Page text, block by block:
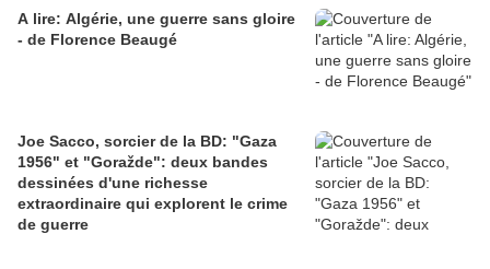
A lire: Algérie, une guerre sans gloire
- de Florence Beaugé
Joe Sacco, sorcier de la BD: "Gaza
1956" et "Goražde": deux bandes
dessinées d'une richesse
extraordinaire qui explorent le crime
de guerre